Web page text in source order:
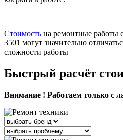
Стоимость на ремонтные
3501 могут значительно
сложности работы
Быстрый расчёт
Внимание ! Работаем только с